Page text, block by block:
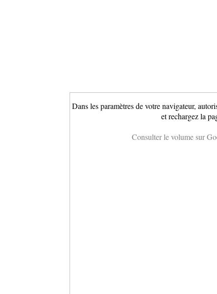
Dans les paramètres de votre navigateur,
et rechargez la
Consulter le volume sur